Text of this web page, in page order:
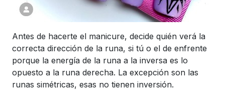
Antes de hacerte el manicure, decide quién verá la
correcta dirección de la runa, si tú o el de enfrente
porque la energía de la runa a la inversa es lo
opuesto a la runa derecha. La excepción son las
runas simétricas, esas no tienen inversión.